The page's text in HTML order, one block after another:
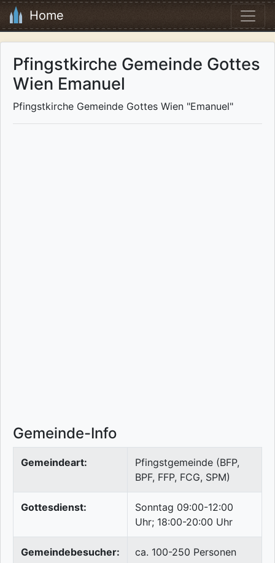
Home
Pfingstkirche Gemeinde Gottes
Wien Emanuel
Pfingstkirche Gemeinde Gottes Wien "Emanuel"
Gemeinde-Info
Gemeindeart:
Pfingstgemeinde (BFP,
BPF, FFP, FCG, SPM)
Gottesdienst:
Sonntag 09:00-12:00
Uhr; 18:00-20:00 Uhr
Gemeindebesucher: ca. 100-250 Personen